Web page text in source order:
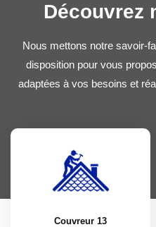
Découvrez
Nous mettons notre savoir-
disposition pour vous
adaptées à vos besoins et
Couvreur 13